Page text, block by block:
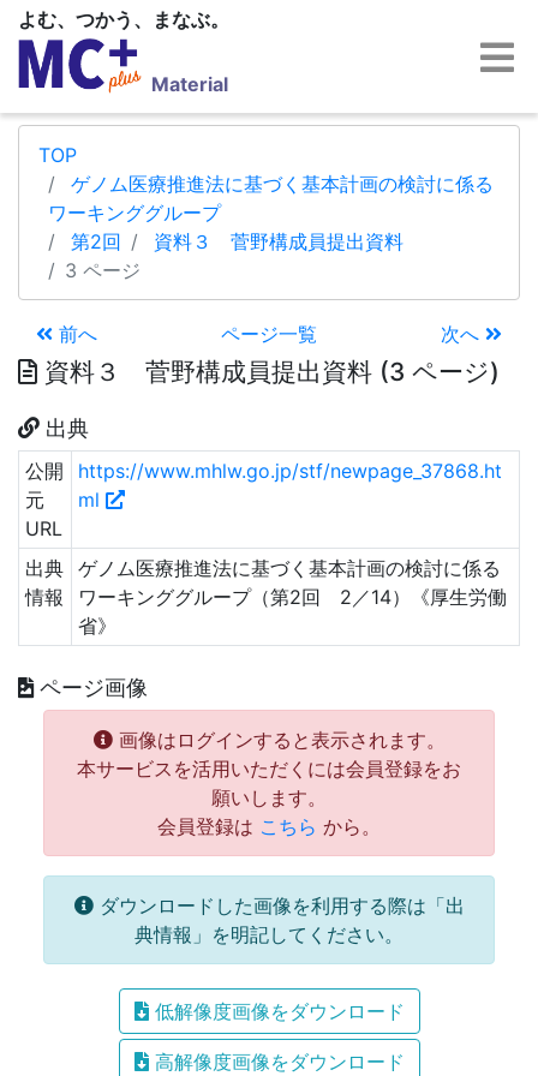
よむ、つかう、まなぶ。
Material
TOP
ゲノム医療推進法に基づく基本計画の検討に係る
ワーキンググループ
第2回
資料３ 菅野構成員提出資料
3 ページ
前へ ページ一覧 次へ
資料３ 菅野構成員提出資料 (3 ページ)
出典
公開
元
URL
https://www.mhlw.go.jp/stf/newpage_37868.ht
ml
出典
情報
ゲノム医療推進法に基づく基本計画の検討に係る
ワーキンググループ（第2回 2／14）《厚生労働
省》
ページ画像
画像はログインすると表示されます。
本サービスを活用いただくには会員登録をお
願いします。
会員登録は こちら から。
ダウンロードした画像を利用する際は「出
典情報」を明記してください。
低解像度画像をダウンロード
高解像度画像をダウンロード